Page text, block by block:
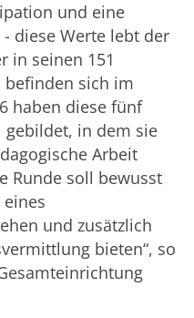
und eine
diese Werte lebt der
in seinen 151
befinden sich im
haben diese fünf
gebildet, in dem sie
Arbeit
Runde soll bewusst
und zusätzlich
bieten“, so